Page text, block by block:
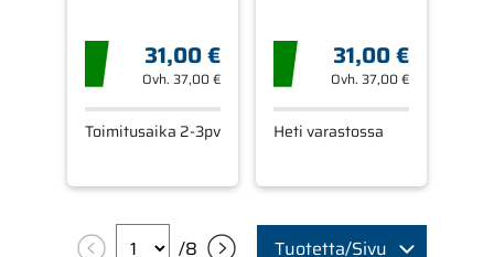
31,00 €
Ovh. 37,00 €
Toimitusaika 2-3pv
31,00 €
Ovh.37,00 €
Heti varastossa
/8 Tuotetta/Sivu